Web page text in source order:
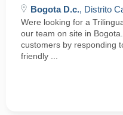
Bogota D.c., Distrito
Were looking for a
our team on site in
customers by responding
friendly ...